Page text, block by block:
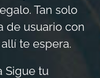
Tan solo
de usuario con
te espera.
Sigue tu